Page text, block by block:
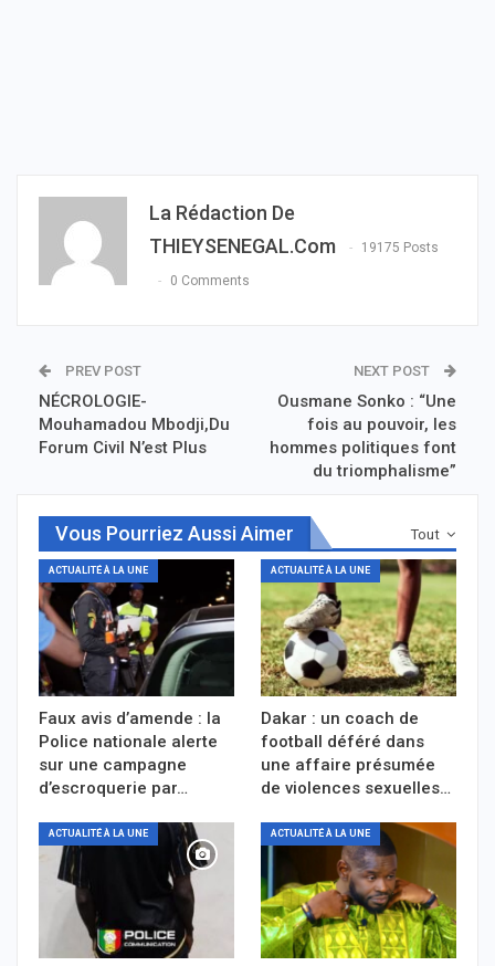
La Rédaction De
THIEYSENEGAL.com
19175 Posts
0 Comments
PREV POST
NÉCROLOGIE-
Mouhamadou Mbodji,Du
Forum Civil N’est Plus
NEXT POST
Ousmane Sonko : “Une
fois au pouvoir, les
hommes politiques font
du triomphalisme”
Tout
Vous Pourriez Aussi Aimer
ACTUALITÉ À LA UNE
Faux avis d’amende : la
Police nationale alerte
sur une campagne
d’escroquerie par…
ACTUALITÉ À LA UNE
Dakar : un coach de
football déféré dans
une affaire présumée
de violences sexuelles…
ACTUALITÉ À LA UNE ACTUALITÉ À LA UNE